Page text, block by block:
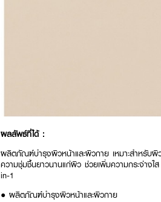
ผลลัพธ์ที่ได้ :
ผลิตภัณฑ์บำรุงผิวหน้าและผิวกาย เหมาะสำหรับผิ
ความชุ่มชื้นยาวนานแก่ผิว ช่วยเพิ่มความกระจ่า
in-1
● ผลิตภัณฑ์บำรุงผิวหน้าและผิวกาย